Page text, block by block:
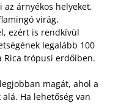
az árnyékos helyeket,
virág.
ezért is rendkívül
legalább 100
Rica trópusi erdőiben.
magát, ahol a
Ha lehetőség van